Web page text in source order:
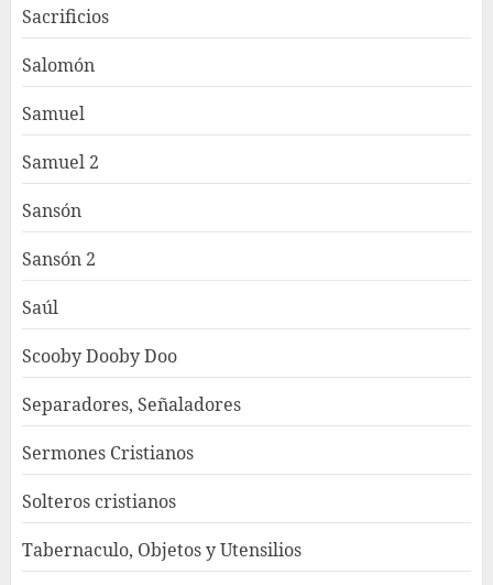
Sacrificios
Salomón
Samuel
Samuel 2
Sansón
Sansón 2
Saúl
Scooby Dooby Doo
Separadores, Señaladores
Sermones Cristianos
Solteros cristianos
Tabernaculo, Objetos y Utensilios